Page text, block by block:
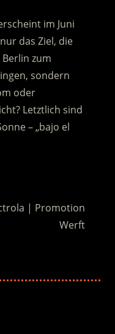
im Juni
das Ziel, die
zum
sondern
oder
Letztlich sind
– „bajo el
| Promotion
Werft